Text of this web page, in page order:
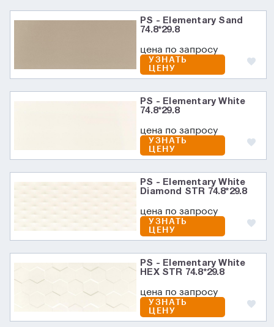
PS - Elementary Sand
74.8*29.8
цена по запросу
УЗНАТЬ
ЦЕНУ
PS - Elementary White
74.8*29.8
цена по запросу
УЗНАТЬ
ЦЕНУ
PS - Elementary White
Diamond STR 74.8*29.8
цена по запросу
УЗНАТЬ
ЦЕНУ
PS - Elementary White
HEX STR 74.8*29.8
цена по запросу
УЗНАТЬ
ЦЕНУ